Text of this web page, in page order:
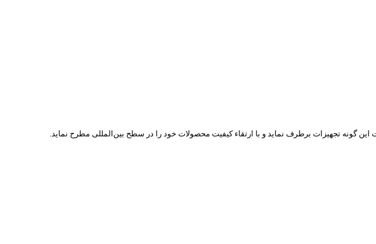
این گونه تجهیزات برطرف نماید و با ارتقاء کیفیت محصولات خود را در سطح بین‌المللی مطرح نماید.